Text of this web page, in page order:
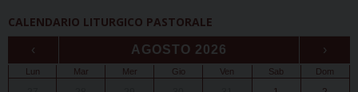
CALENDARIO LITURGICO PASTORALE
‹ AGOSTO 2026 ›
Lun Mar Mer Gio Ven Sab Dom